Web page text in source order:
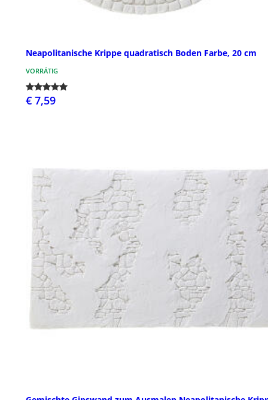
Neapolitanische Krippe quadratisch Boden Farbe, 20 cm
VORRÄTIG
€ 7,59